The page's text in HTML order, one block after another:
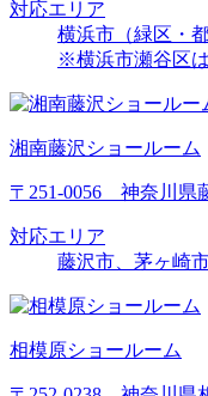
対応エリア
横浜市（緑区・
※横浜市瀬谷区
湘南藤沢ショールーム
〒251-0056 神奈川県
対応エリア
藤沢市、茅ヶ崎
相模原ショールーム